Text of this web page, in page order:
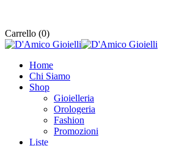
Carrello (0)
Home
Chi Siamo
Shop
Gioielleria
Orologeria
Fashion
Promozioni
Liste